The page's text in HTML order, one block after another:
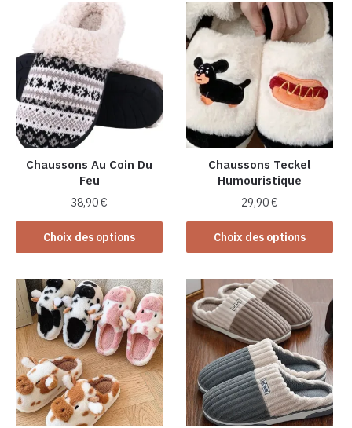
Chaussons Au Coin Du
Feu
38,90€
Choix des options
Ce
produit
plusieurs
variations.
Les
options
peuvent
être
choisies
sur
Chaussons Teckel
Humouristique
29,90€
Choix des options
Ce
produit
plusieurs
variations.
Les
options
peuvent
être
choisies
sur